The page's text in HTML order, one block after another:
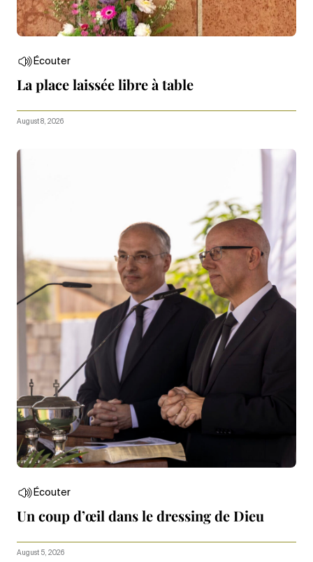
Écouter
La place laissée libre à table
August 8, 2026
Écouter
Un coup d’œil dans le dressing de Dieu
August 5, 2026